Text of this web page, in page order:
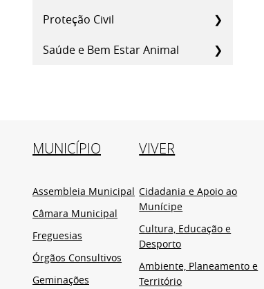
Proteção Civil
Saúde e Bem Estar Animal
MUNICÍPIO
Assembleia Municipal
Câmara Municipal
Freguesias
Órgãos Consultivos
Geminações
VIVER
Cidadania e Apoio ao
Munícipe
Cultura, Educação e
Desporto
Ambiente, Planeamento e
Território